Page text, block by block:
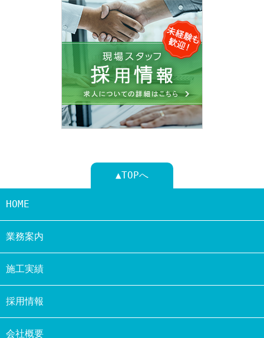
▲TOPへ
HOME
業務案内
施工実績
採用情報
会社概要